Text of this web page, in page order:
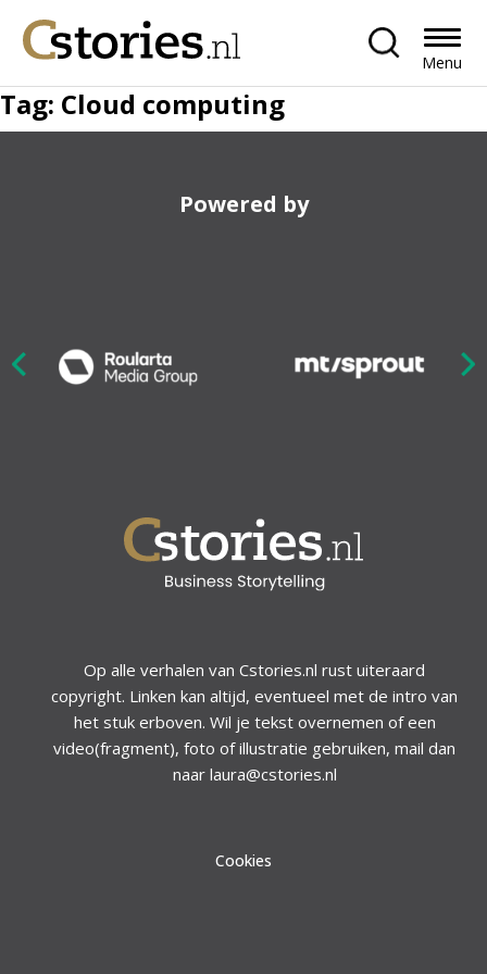
Menu
Tag: Cloud computing
Powered by
Op alle verhalen van Cstories.nl rust uiteraard
copyright. Linken kan altijd, eventueel met de intro van
het stuk erboven. Wil je tekst overnemen of een
video(fragment), foto of illustratie gebruiken, mail dan
naar laura@cstories.nl
Cookies